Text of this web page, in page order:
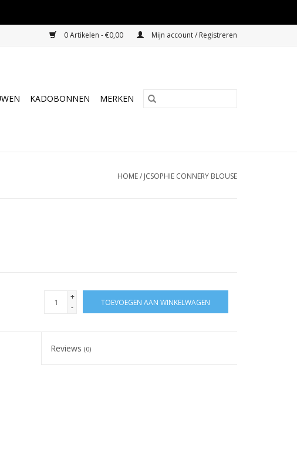
0 Artikelen - €0,00 Mijn account / Registreren
KADOBONNEN MERKEN
HOME/ JCSOPHIE CONNERY BLOUSE
+
-
TOEVOEGEN AAN WINKELWAGEN
Reviews(0)